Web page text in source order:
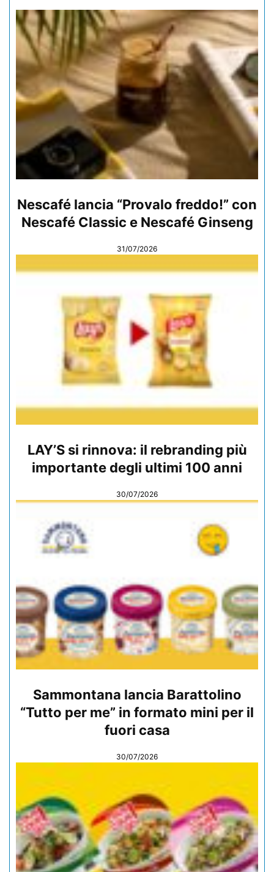
Nescafé lancia “Provalo freddo!” con
Nescafé Classic e Nescafé Ginseng
31/07/2026
LAY’S si rinnova: il rebranding più
importante degli ultimi 100 anni
30/07/2026
Sammontana lancia Barattolino
“Tutto per me” in formato mini per il
fuori casa
30/07/2026